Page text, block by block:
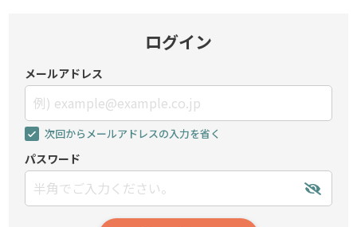
ログイン
メールアドレス
次回からメールアドレスの入力を省く
パスワード